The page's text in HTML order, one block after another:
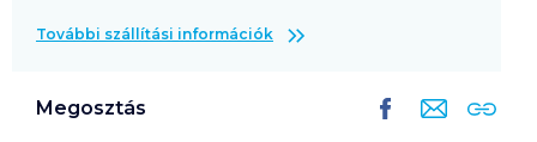
További szállítási információk
Megosztás